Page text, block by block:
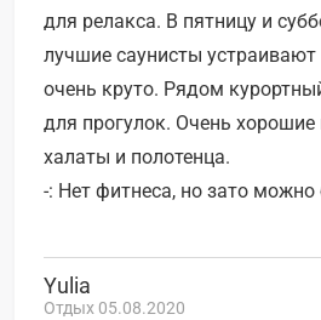
для релакса. В пятницу и
лучшие саунисты устраивают
очень круто. Рядом
для прогулок. Очень
халаты и полотенца.
-: Нет фитнеса, но зато можно
Yulia
Отдых 05.08.2020